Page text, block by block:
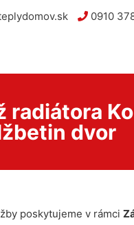
0910
radiátora
dvor
poskytujeme v rámci